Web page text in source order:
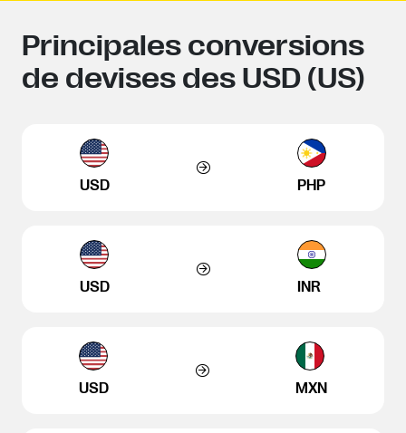
Principales conversions
de devises des USD (US)
USD PHP
USD INR
USD MXN